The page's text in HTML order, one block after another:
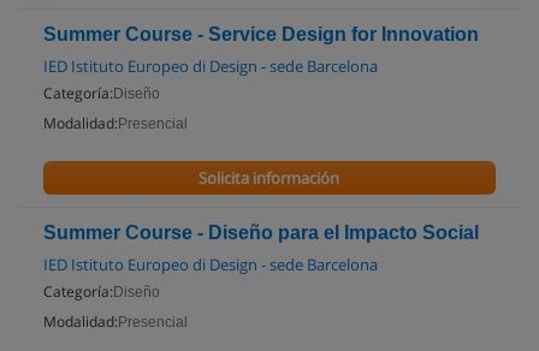
Summer Course - Service Design for Innovation
IED Istituto Europeo di Design - sede Barcelona
Categoría: Diseño
Modalidad: Presencial
Solicita información
Summer Course - Diseño para el Impacto Social
IED Istituto Europeo di Design - sede Barcelona
Categoría: Diseño
Modalidad: Presencial